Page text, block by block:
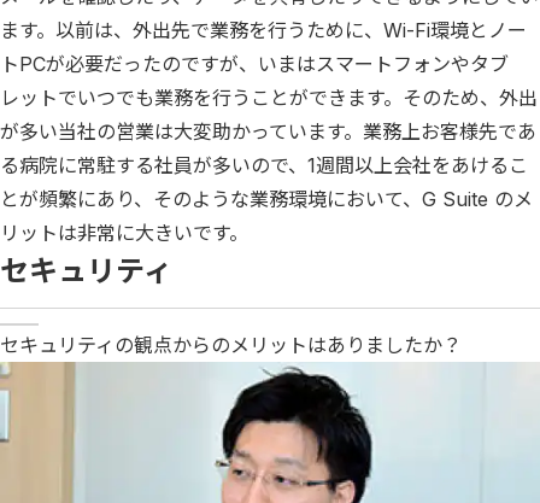
ます。以前は、外出先で業務を行うために、Wi-Fi環境とノー
トPCが必要だったのですが、いまはスマートフォンやタブ
レットでいつでも業務を行うことができます。そのため、外出
が多い当社の営業は大変助かっています。業務上お客様先であ
る病院に常駐する社員が多いので、1週間以上会社をあけるこ
とが頻繁にあり、そのような業務環境において、G Suite のメ
リットは非常に大きいです。
セキュリティ
セキュリティの観点からのメリットはありましたか？